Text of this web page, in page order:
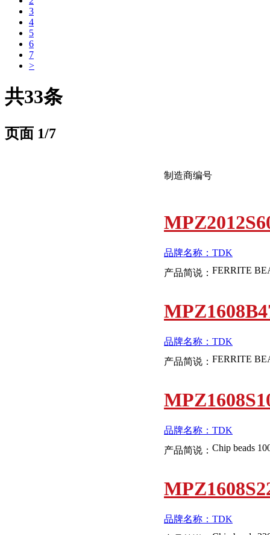
3
4
5
6
7
>
共33条
页面 1/7
制造商编号
品牌名称：TDK
产品简说：
品牌名称：TDK
产品简说：
品牌名称：TDK
产品简说： Chip beads
品牌名称：TDK